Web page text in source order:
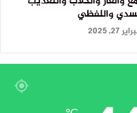
واللفظي
27, 2025